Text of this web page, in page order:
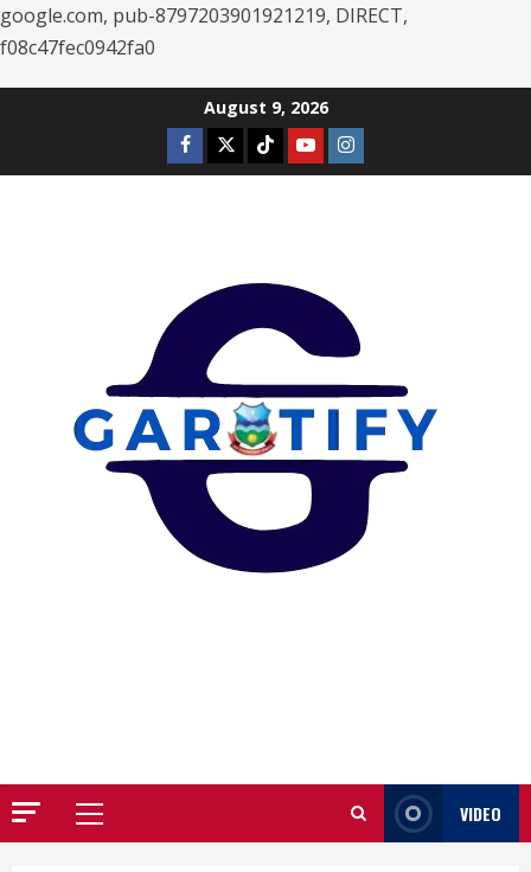
google.com, pub-8797203901921219, DIRECT,
f08c47fec0942fa0
August 9, 2026
Facebook
TwitterTiktokYoutubeInstagram
Primary
VIDEO